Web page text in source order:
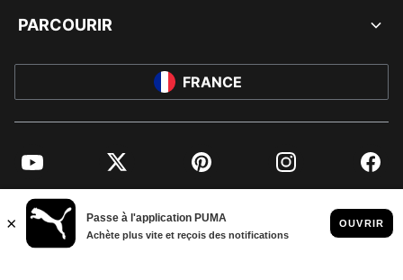
PARCOURIR
FRANCE
YouTube Twitter Pinterest Instagram
© PUMA EUROPE GMBH, 2026. TOUS DROITS RÉSERVÉS
MENTIONS ET DONNÉES LÉGALES